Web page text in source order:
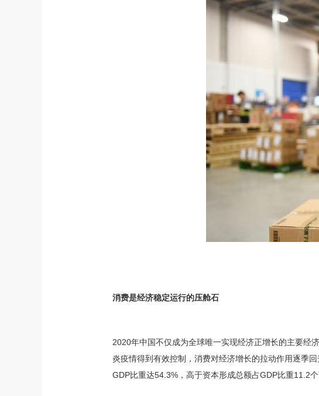
消费是经济稳定运行的压舱石
2020年中国不仅成为全球唯一实现经济正增长的主要经
炎疫情得到有效控制，消费对经济增长的拉动作用逐季
GDP比重达54.3%，高于资本形成总额占GDP比重11.2